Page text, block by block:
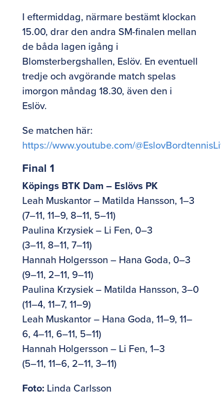
I eftermiddag, närmare bestämt klockan
15.00, drar den andra SM-finalen mellan
de båda lagen igång i
Blomsterbergshallen, Eslöv. En eventuell
tredje och avgörande match spelas
imorgon måndag 18.30, även den i
Eslöv.
Se matchen här:
https://www.youtube.com/
Final 1
Köpings BTK Dam – Eslövs PK
Leah Muskantor – Matilda Hansson, 1–3
(7–11, 11–9, 8–11, 5–11)
Paulina Krzysiek – Li Fen, 0–3
(3–11, 8–11, 7–11)
Hannah Holgersson – Hana Goda, 0–3
(9–11, 2–11, 9–11)
Paulina Krzysiek – Matilda Hansson, 3–0
(11–4, 11–7, 11–9)
Leah Muskantor – Hana Goda, 11–9, 11–
6, 4–11, 6–11, 5–11)
Hannah Holgersson – Li Fen, 1–3
(5–11, 11–6, 2–11, 3–11)
Foto: Linda Carlsson